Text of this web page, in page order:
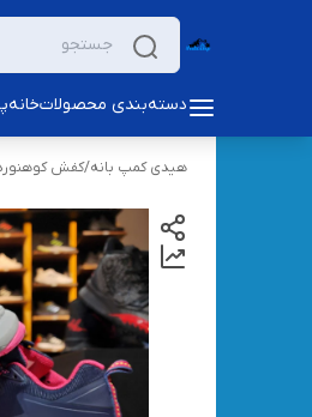
دسته‌بندی محصولاتخانه
هیدی کمپ بانه/کفش